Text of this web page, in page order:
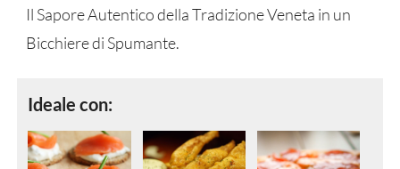
Il Sapore Autentico della Tradizione Veneta in un
Bicchiere di Spumante.
Ideale con: